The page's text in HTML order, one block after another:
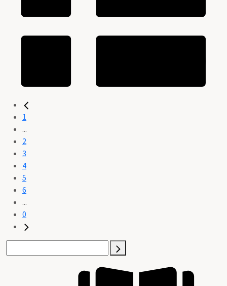
1
...
2
3
4
5
6
...
0